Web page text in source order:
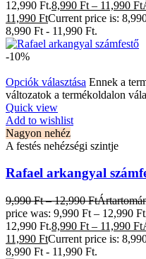
12,990 Ft.8,990 Ft – 11,990 Ft
11,990 FtCurrent price is:
8,990 Ft - 11,990 Ft.
-10%
Opciók választása Ennek a
változatok a termékoldalon
Quick view
Add to wishlist
Nagyon nehéz
A festés nehézségi szintje
Rafael arkangyal
9,990Ft – 12,990Ft
price was: 9,990 Ft – 12,990
12,990 Ft.8,990 Ft – 11,990 Ft
11,990 FtCurrent price is:
8,990 Ft - 11,990 Ft.